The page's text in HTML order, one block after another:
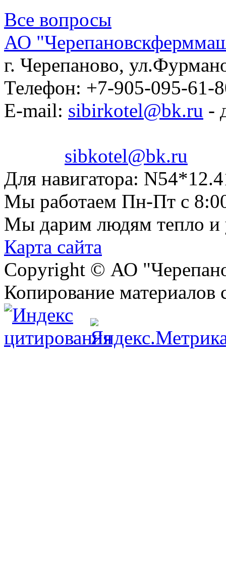
Все вопросы
АО
г. Черепаново,
Телефон: +7-905-095-61-
E-mail: sibirkotel@bk.ru -
sibkotel@bk.ru
Для навигатора:
Мы работаем Пн-Пт с
Мы дарим людям тепло и
Карта сайта
Copyright © АО
Копирование материалов